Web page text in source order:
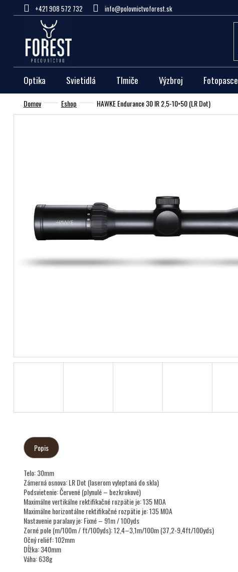
+421 908 572 732 info@polovnictvoforest.sk
Optika Svietidlá Tlmiče Výzbroj Fotopasce
Domov Eshop HAWKE Endurance 30 IR 2,5-10×50 (LR Dot)
Popis
Telo: 30mm
Zámerná osnova: LR Dot (laserom vyleptaná do skla)
Podsvietenie: Červené (plynulé – bezkrokové)
Maximálne vertikálne rektifikačné rozpätie je: 135 MOA
Maximálne horizontálne rektifikačné rozpätie je: 135 MOA
Nastavenie paralaxy je: Fixné – 91m / 100yds
Zorné pole (m/100m / ft/100yds): 12,4–3,1m/100m (37,2-9,4ft/100yds)
Očný reliéf: 102mm
Dĺžka: 340mm
Váha: 638g